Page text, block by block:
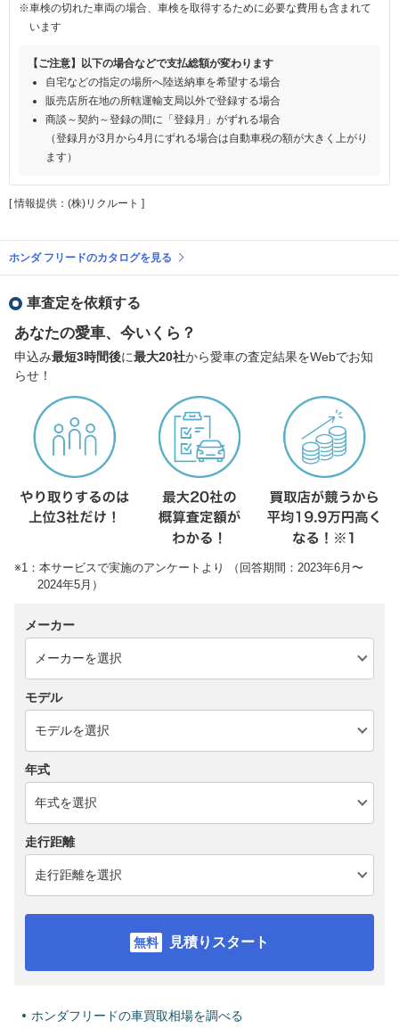
※車検の切れた車両の場合、車検を取得するために必要な費用も含まれて
います
【ご注意】以下の場合などで支払総額が変わります
自宅などの指定の場所へ陸送納車を希望する場合
販売店所在地の所轄運輸支局以外で登録する場合
商談～契約～登録の間に「登録月」がずれる場合
（登録月が3月から4月にずれる場合は自動車税の額が大きく上がり
ます）
[ 情報提供：(株)リクルート ]
ホンダ フリードのカタログを見る
車査定を依頼する
あなたの愛車、今いくら？
申込み最短3時間後に最大20社から愛車の査定結果をWebでお知
らせ！
※1：本サービスで実施のアンケートより （回答期間：2023年6月〜
2024年5月）
メーカー
モデル
年式
走行距離
見積りスタート
ホンダフリードの車買取相場を調べる